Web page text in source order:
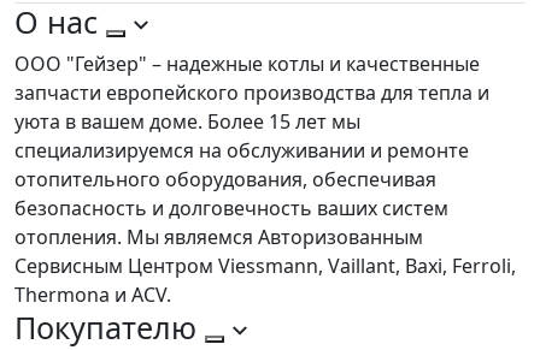
О нас
ООО "Гейзер" – надежные котлы и качественные
запчасти европейского производства для тепла и
уюта в вашем доме. Более 15 лет мы
специализируемся на обслуживании и ремонте
отопительного оборудования, обеспечивая
безопасность и долговечность ваших систем
отопления. Мы являемся Авторизованным
Сервисным Центром Viessmann, Vaillant, Baxi, Ferroli,
Thermona и ACV.
Покупателю